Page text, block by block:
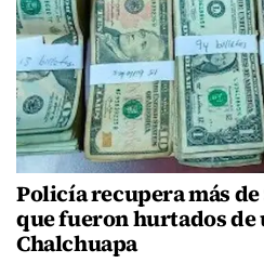
Policía recupera más de
que fueron hurtados de
Chalchuapa